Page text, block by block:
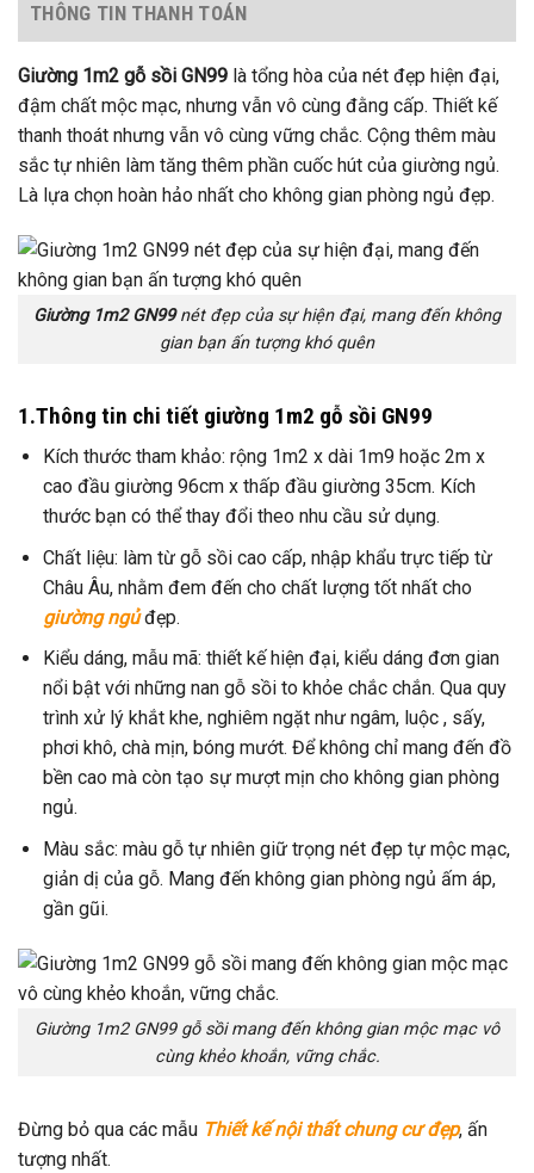
THÔNG TIN THANH TOÁN
Giường 1m2 gỗ sồi GN99 là tổng hòa của nét đẹp hiện đại,
đậm chất mộc mạc, nhưng vẫn vô cùng đằng cấp. Thiết kế
thanh thoát nhưng vẫn vô cùng vững chắc. Cộng thêm màu
sắc tự nhiên làm tăng thêm phần cuốc hút của giường ngủ.
Là lựa chọn hoàn hảo nhất cho không gian phòng ngủ đẹp.
Giường 1m2 GN99nét đẹp của sự hiện đại, mang đến không
gian bạn ấn tượng khó quên
1.Thông tin chi tiết giường 1m2 gỗ sồi GN99
Kích thước tham khảo: rộng 1m2 x dài 1m9 hoặc 2m x
cao đầu giường 96cm x thấp đầu giường 35cm. Kích
thước bạn có thể thay đổi theo nhu cầu sử dụng.
Chất liệu: làm từ gỗ sồi cao cấp, nhập khẩu trực tiếp từ
Châu Âu, nhằm đem đến cho chất lượng tốt nhất cho
giường ngủđẹp.
Kiểu dáng, mẫu mã: thiết kế hiện đại, kiểu dáng đơn gian
nổi bật với những nan gỗ sồi to khỏe chắc chắn. Qua quy
trình xử lý khắt khe, nghiêm ngặt như ngâm, luộc , sấy,
phơi khô, chà mịn, bóng mướt. Để không chỉ mang đến đồ
bền cao mà còn tạo sự mượt mịn cho không gian phòng
ngủ.
Màu sắc: màu gỗ tự nhiên giữ trọng nét đẹp tự mộc mạc,
giản dị của gỗ. Mang đến không gian phòng ngủ ấm áp,
gần gũi.
Giường 1m2 GN99 gỗ sồi mang đến không gian mộc mạc vô
cùng khẻo khoắn, vững chắc.
Đừng bỏ qua các mẫu Thiết kế nội thất chung cư đẹp, ấn
tượng nhất.